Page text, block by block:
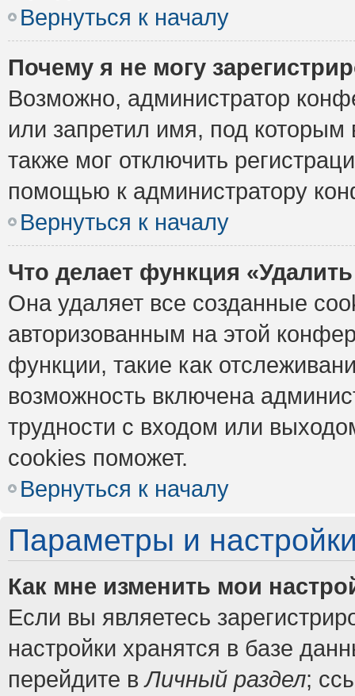
Вернуться к началу
Почему я не могу
Возможно, администратор
или запретил имя, под которым
также мог отключить
помощью к администратору
Вернуться к началу
Что делает функция
Она удаляет все созданные
авторизованным на этой
функции, такие как
возможность включена
трудности с входом или
cookies поможет.
Вернуться к началу
Параметры и
Как мне изменить мои
Если вы являетесь
настройки хранятся в базе
перейдите вЛичный раздел;